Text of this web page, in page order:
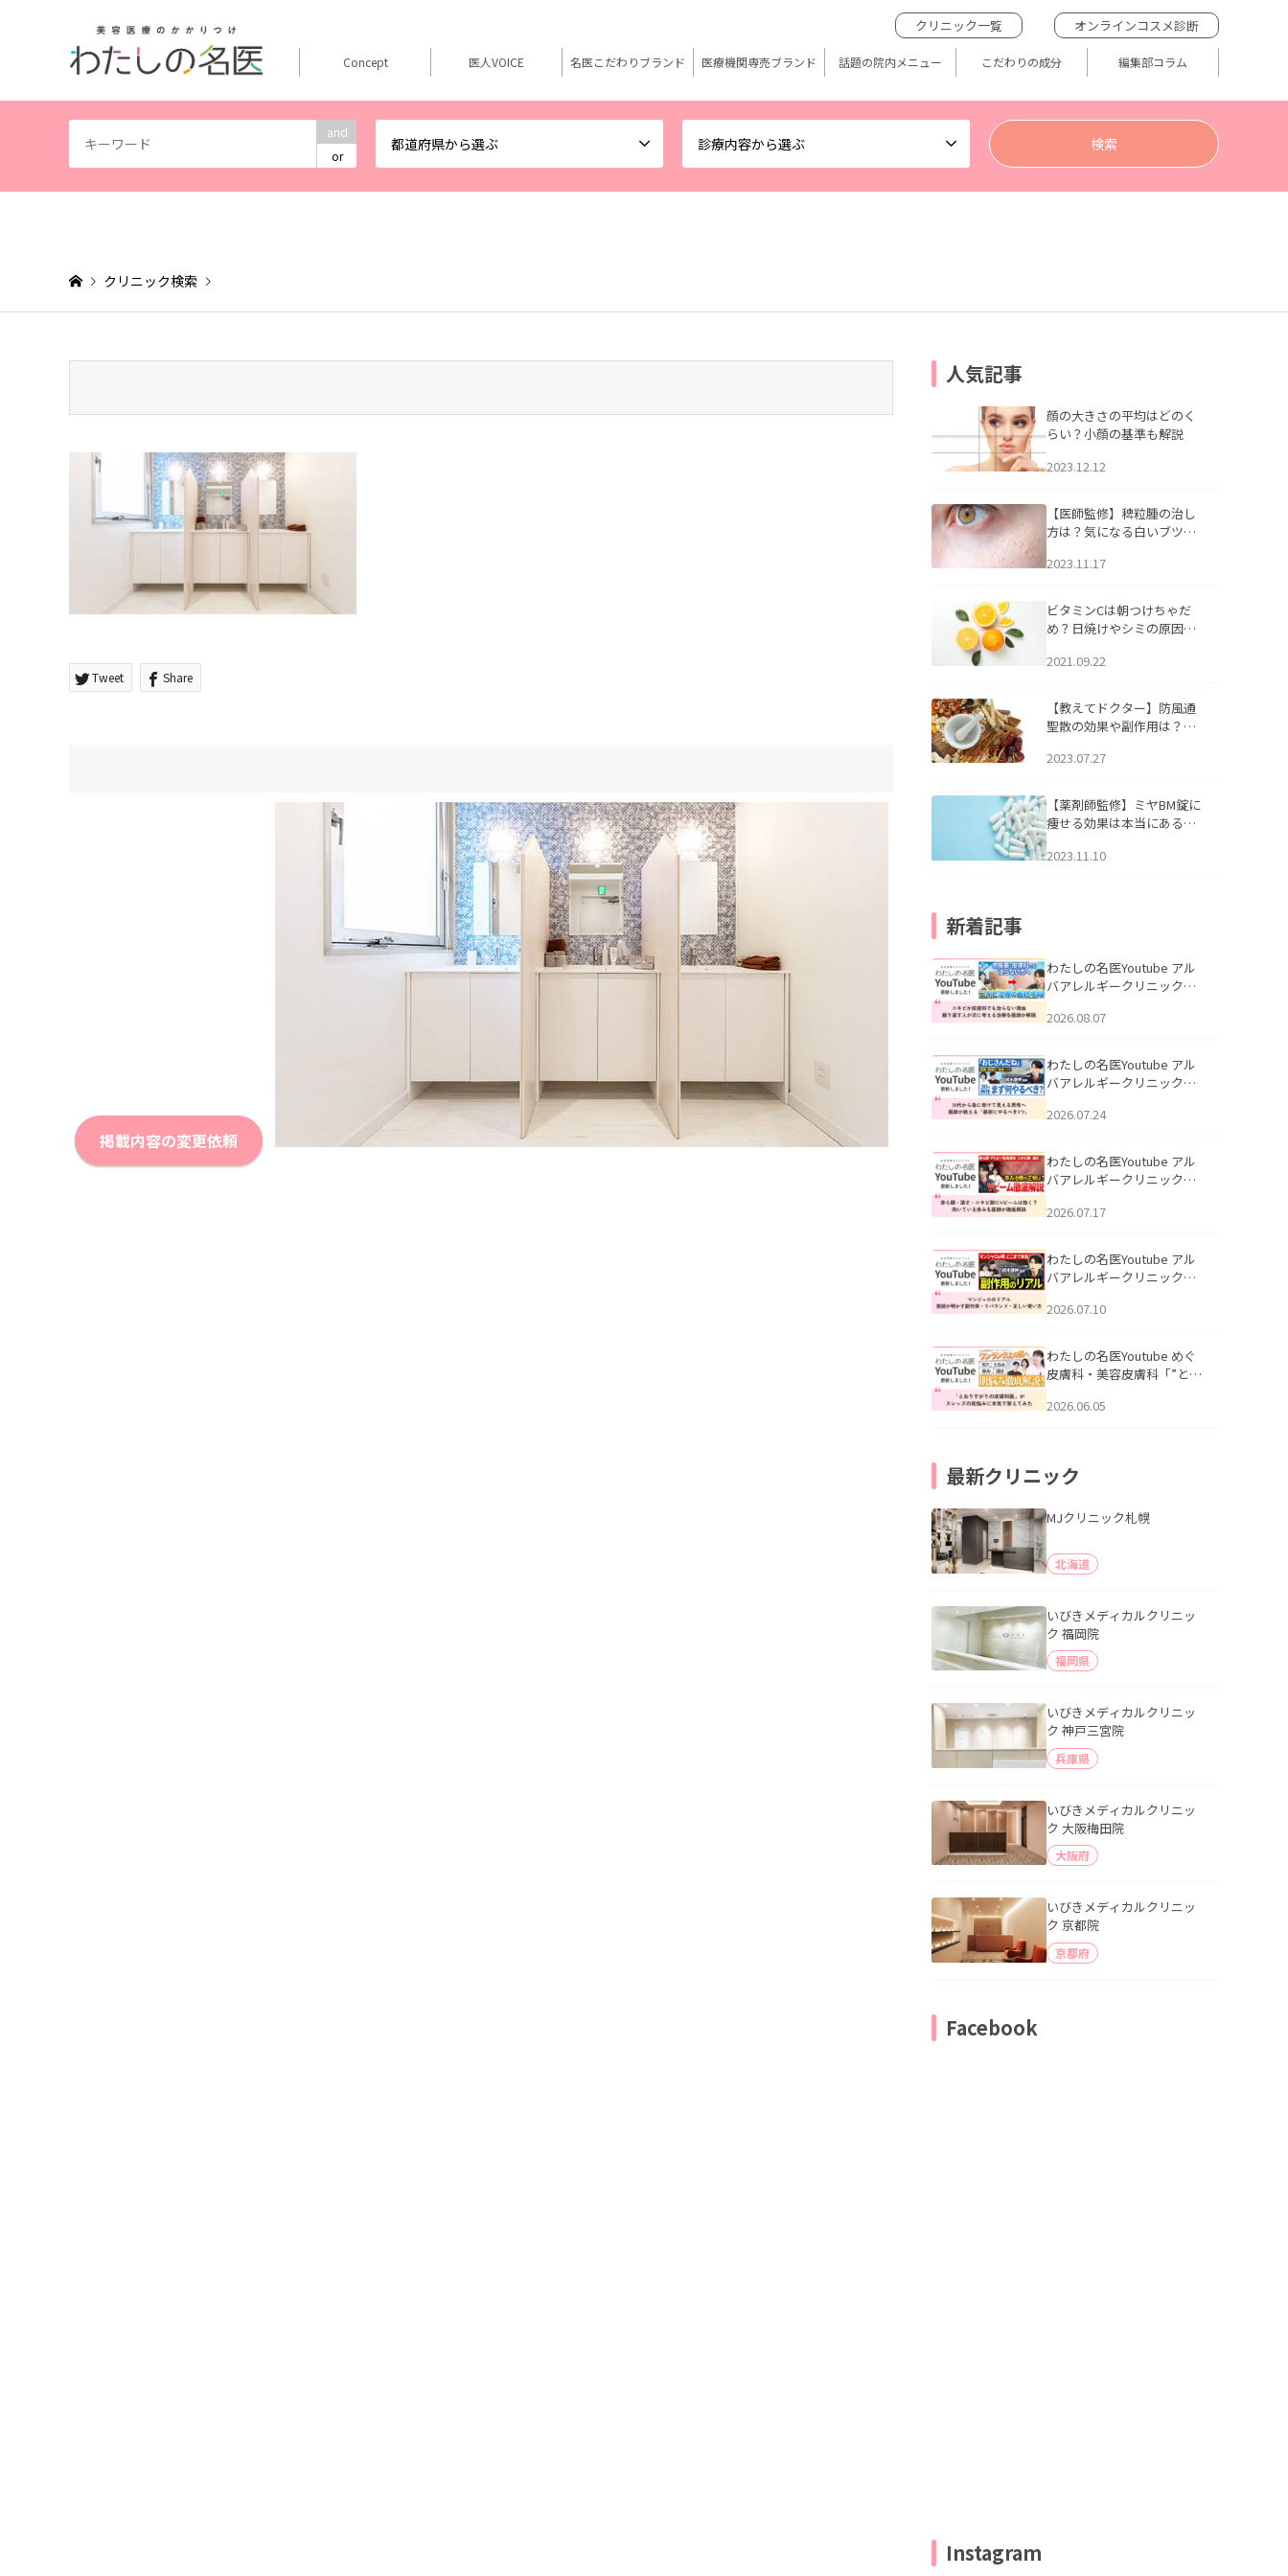
and
or
都道府県から選ぶ 診療内容から選ぶ
クリニック一覧 オンラインコスメ診断
Concept 医人VOICE 名医こだわりブランド 医療機関専売ブランド 話題の院内メニュー こだわりの成分 編集部コラム
クリニック検索
Tweet Share
掲載内容の変更依頼
人気記事
顔の大きさの平均はどのく
らい？小顔の基準も解説
2023.12.12
【医師監修】稗粒腫の治し
方は？気になる白いブツブ
アについて
2023.11.17
ビタミンCは朝つけちゃだ
め？日焼けやシミの原因に
2021.09.22
【教えてドクター】防風通
聖散の効果や副作用は？長
2023.07.27
【薬剤師監修】ミヤBM錠に
痩せる効果は本当にある
2023.11.10
新着記事
わたしの名医Youtube アル
バアレルギークリニック札
らない理由｜繰り返す人が
説」を公開いたしました。
2026.08.07
わたしの名医Youtube アル
バアレルギークリニック札
える男性へ｜医師が教える
公開いたしました。
2026.07.24
わたしの名医Youtube アル
バアレルギークリニック札
跡にVビームは効く？向いて
説」を公開いたしました。
2026.07.17
わたしの名医Youtube アル
バアレルギークリニック札
医師が明かす副作用・リバ
公開いたしました。
2026.07.10
わたしの名医Youtube めぐ
皮膚科・美容皮膚科「”とお
ッズの肌悩みに本気で答え
2026.06.05
最新クリニック
MJクリニック札幌
北海道
いびきメディカルクリニッ
ク 福岡院
福岡県
いびきメディカルクリニッ
ク 神戸三宮院
兵庫県
いびきメディカルクリニッ
ク 大阪梅田院
大阪府
いびきメディカルクリニッ
ク 京都院
京都府
Facebook
Instagram